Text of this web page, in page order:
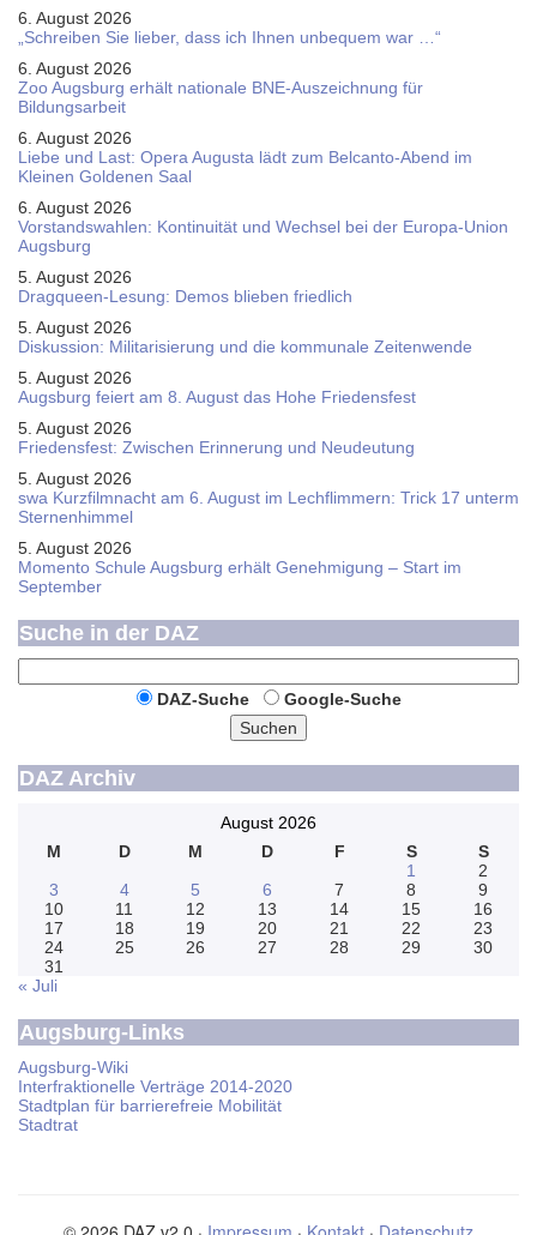
6. August 2026
„Schreiben Sie lieber, dass ich Ihnen unbequem war …“
6. August 2026
Zoo Augsburg erhält nationale BNE-Auszeichnung für
Bildungsarbeit
6. August 2026
Liebe und Last: Opera Augusta lädt zum Belcanto-Abend im
Kleinen Goldenen Saal
6. August 2026
Vorstandswahlen: Kontinuität und Wechsel bei der Europa-Union
Augsburg
5. August 2026
Dragqueen-Lesung: Demos blieben friedlich
5. August 2026
Diskussion: Mi­li­ta­ri­sie­rung und die kommunale Zeitenwende
5. August 2026
Augsburg feiert am 8. August das Hohe Friedensfest
5. August 2026
Friedensfest: Zwischen Erinnerung und Neudeutung
5. August 2026
swa Kurz­film­nacht am 6. August im Lech­flim­mern: Trick 17 unterm
Sternen­himmel
5. August 2026
Momento Schule Augsburg erhält Genehmigung – Start im
September
Suche in der DAZ
DAZ-Suche
Google-Suche
Suchen
DAZ Archiv
August 2026
M
D M D F S
S
1
2
3
4 5 6 7 8
9
10
11 12 13 14 15
16
17
18 19 20 21 22
23
24
25 26 27 28 29
30
31
« Juli
Augsburg-Links
Augsburg-Wiki
Interfraktionelle Verträge 2014-2020
Stadtplan für barrierefreie Mobilität
Stadtrat